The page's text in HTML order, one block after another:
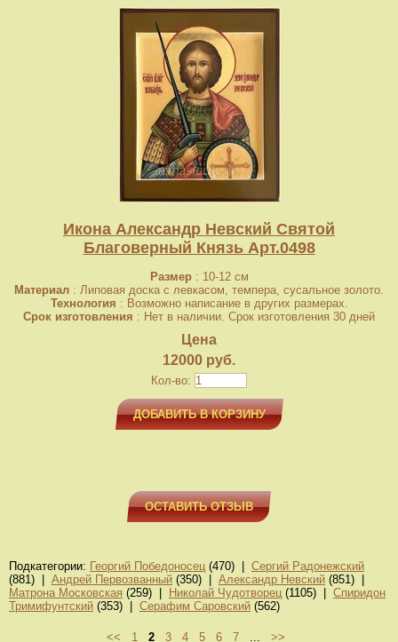
Икона Александр Невский Святой
Благоверный Князь Арт.0498
Размер: 10-12 см
Материал : Липовая доска с левкасом, темпера, сусальное золото.
Технология : Возможно написание в других размерах.
Срок изготовления : Нет в наличии. Срок изготовления 30 дней
Цена
12000 руб.
Кол-во:
ДОБАВИТЬ В КОРЗИНУ
ОСТАВИТЬ ОТЗЫВ
Подкатегории: Георгий Победоносец (470) | Сергий Радонежский
(881) | Андрей Первозванный (350) | Александр Невский (851) |
Матрона Московская (259) | Николай Чудотворец (1105) | Спиридон
Тримифунтский (353) | Серафим Саровский (562)
<< 1 2 3 4 5 6 7... >>